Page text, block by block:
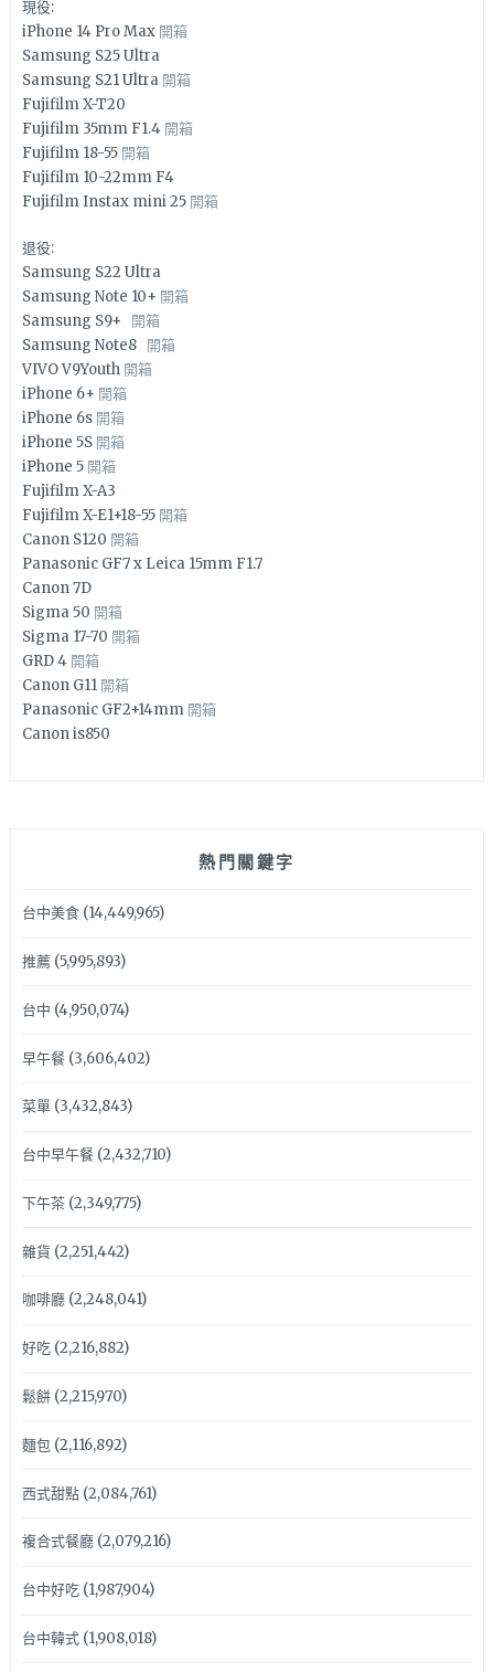
現役:
iPhone 14 Pro Max 開箱
Samsung S25 Ultra
Samsung S21 Ultra 開箱
Fujifilm X-T20
Fujifilm 35mm F1.4 開箱
Fujifilm 18-55 開箱
Fujifilm 10-22mm F4
Fujifilm Instax mini 25 開箱
退役:
Samsung S22 Ultra
Samsung Note 10+ 開箱
Samsung S9+ 開箱
Samsung Note8 開箱
VIVO V9Youth 開箱
iPhone 6+ 開箱
iPhone 6s 開箱
iPhone 5S 開箱
iPhone 5 開箱
Fujifilm X-A3
Fujifilm X-E1+18-55 開箱
Canon S120 開箱
Panasonic GF7 x Leica 15mm F1.7
Canon 7D
Sigma 50 開箱
Sigma 17-70 開箱
GRD 4 開箱
Canon G11 開箱
Panasonic GF2+14mm 開箱
Canon is850
熱門關鍵字
台中美食(14,449,965)
推薦(5,995,893)
台中 (4,950,074)
早午餐(3,606,402)
菜單(3,432,843)
台中早午餐(2,432,710)
下午茶(2,349,775)
雜貨 (2,251,442)
咖啡廳(2,248,041)
好吃(2,216,882)
鬆餅(2,215,970)
麵包(2,116,892)
西式甜點(2,084,761)
複合式餐廳(2,079,216)
台中好吃(1,987,904)
台中韓式(1,908,018)